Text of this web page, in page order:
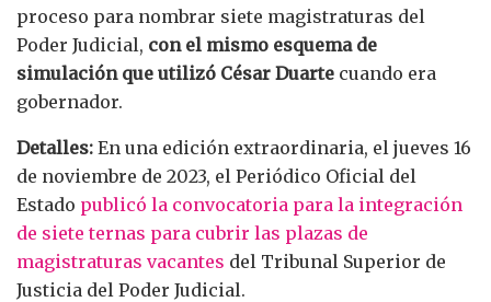
proceso para nombrar siete magistraturas del
Poder Judicial, con el mismo esquema de
simulación que utilizó César Duarte cuando era
gobernador.
Detalles: En una edición extraordinaria, el jueves 16
de noviembre de 2023, el Periódico Oficial del
Estado publicó la convocatoria para la integración
de siete ternas para cubrir las plazas de
magistraturas vacantes del Tribunal Superior de
Justicia del Poder Judicial.